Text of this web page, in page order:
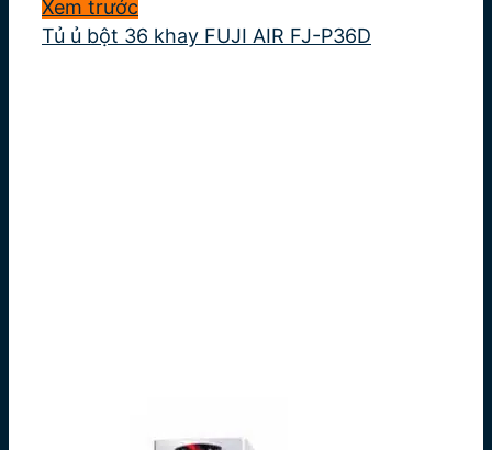
Xem trước
Tủ ủ bột 36 khay FUJI AIR FJ-P36D